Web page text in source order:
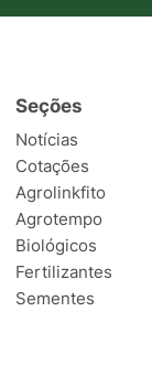
Seções
Notícias
Cotações
Agrolinkfito
Agrotempo
Biológicos
Fertilizantes
Sementes